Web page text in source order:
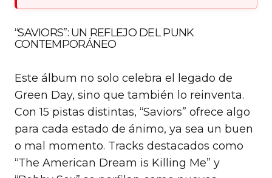
“SAVIORS”: UN REFLEJO DEL PUNK
CONTEMPORÁNEO
Este álbum no solo celebra el legado de
Green Day, sino que también lo reinventa.
Con 15 pistas distintas, “Saviors” ofrece algo
para cada estado de ánimo, ya sea un buen
o mal momento. Tracks destacados como
“The American Dream is Killing Me” y